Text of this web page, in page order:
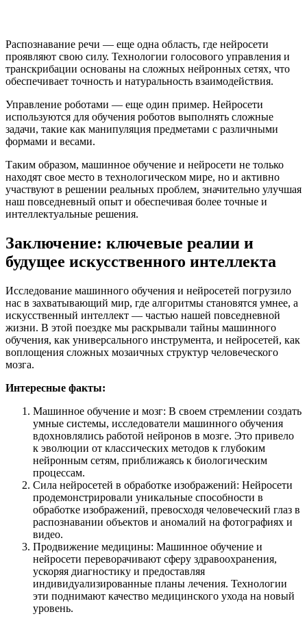
Распознавание речи — еще одна область, где нейросети
проявляют свою силу. Технологии голосового управления и
транскрибации основаны на сложных нейронных сетях, что
обеспечивает точность и натуральность взаимодействия.
Управление роботами — еще один пример. Нейросети
используются для обучения роботов выполнять сложные
задачи, такие как манипуляция предметами с различными
формами и весами.
Таким образом, машинное обучение и нейросети не только
находят свое место в технологическом мире, но и активно
участвуют в решении реальных проблем, значительно улучшая
наш повседневный опыт и обеспечивая более точные и
интеллектуальные решения.
Заключение: ключевые реалии и
будущее искусственного интеллекта
Исследование машинного обучения и нейросетей погрузило
нас в захватывающий мир, где алгоритмы становятся умнее, а
искусственный интеллект — частью нашей повседневной
жизни. В этой поездке мы раскрывали тайны машинного
обучения, как универсального инструмента, и нейросетей, как
воплощения сложных мозаичных структур человеческого
мозга.
Интересные факты:
Машинное обучение и мозг: В своем стремлении создать
умные системы, исследователи машинного обучения
вдохновлялись работой нейронов в мозге. Это привело
к эволюции от классических методов к глубоким
нейронным сетям, приближаясь к биологическим
процессам.
Сила нейросетей в обработке изображений: Нейросети
продемонстрировали уникальные способности в
обработке изображений, превосходя человеческий глаз в
распознавании объектов и аномалий на фотографиях и
видео.
Продвижение медицины: Машинное обучение и
нейросети переворачивают сферу здравоохранения,
ускоряя диагностику и предоставляя
индивидуализированные планы лечения. Технологии
эти поднимают качество медицинского ухода на новый
уровень.